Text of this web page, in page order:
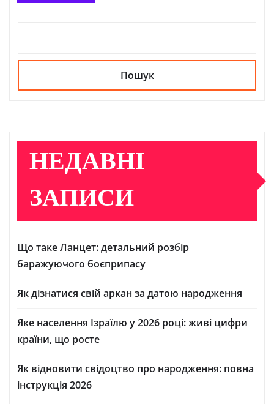
Пошук
НЕДАВНІ
ЗАПИСИ
Що таке Ланцет: детальний розбір
баражуючого боєприпасу
Як дізнатися свій аркан за датою народження
Яке населення Ізраїлю у 2026 році: живі цифри
країни, що росте
Як відновити свідоцтво про народження: повна
інструкція 2026